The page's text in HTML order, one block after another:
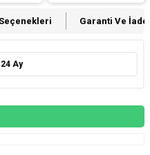
Garanti Ve İade
24 Ay